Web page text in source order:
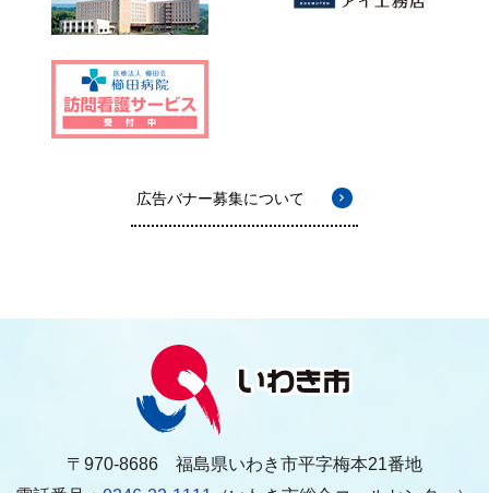
広告バナー募集について
〒970-8686 福島県いわき市平字梅本21番地